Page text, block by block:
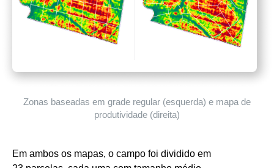
Zonas baseadas em grade regular (esquerda) e mapa de
produtividade (direita)
Em ambos os mapas, o campo foi dividido em